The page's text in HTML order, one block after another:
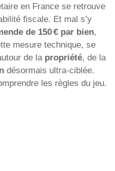
en France se retrouve
fiscale. Et mal s’y
de 150 € par bien,
mesure technique, se
de la propriété, de la
désormais ultra-ciblée.
les règles du jeu.